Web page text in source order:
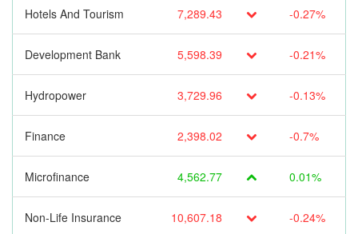
Hotels And Tourism 7,289.43 -0.27%
Development Bank 5,598.39 -0.21%
Hydropower 3,729.96 -0.13%
Finance 2,398.02 -0.7%
Microfinance 4,562.77 0.01%
Non-Life Insurance 10,607.18 -0.24%